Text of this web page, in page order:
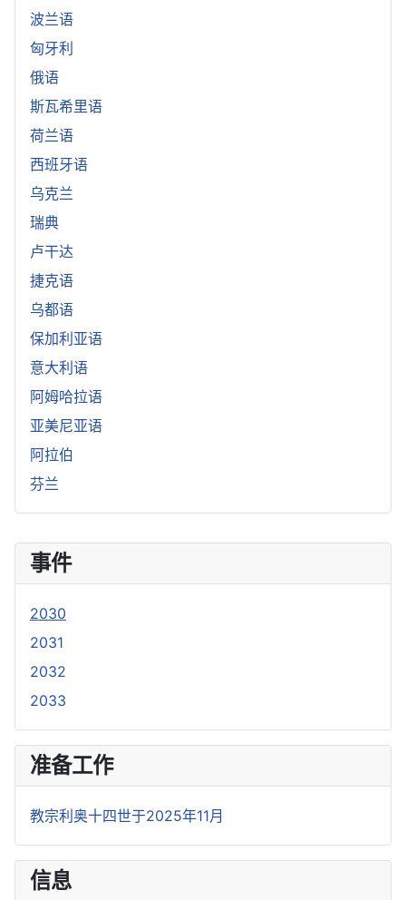
事件
2030
2031
2032
2033
准备工作
教宗利奥十四世于2025年11月
信息
波兰语
匈牙利
俄语
斯瓦希里语
荷兰语
西班牙语
乌克兰
瑞典
卢干达
捷克语
乌都语
保加利亚语
意大利语
阿姆哈拉语
亚美尼亚语
阿拉伯
芬兰